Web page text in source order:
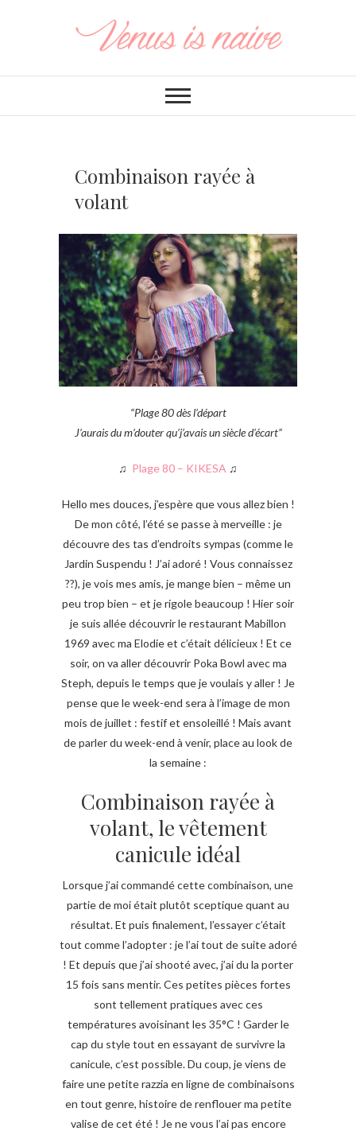
Combinaison rayée à
volant
“Plage 80 dès l’départ
J’aurais du m’douter qu’j’avais un siècle d’écart”
♫ Plage 80 – KIKESA ♫
Hello mes douces, j’espère que vous allez bien !
De mon côté, l’été se passe à merveille : je
découvre des tas d’endroits sympas (comme le
Jardin Suspendu ! J’ai adoré ! Vous connaissez
??), je vois mes amis, je mange bien – même un
peu trop bien – et je rigole beaucoup ! Hier soir
je suis allée découvrir le restaurant Mabillon
1969 avec ma Elodie et c’était délicieux ! Et ce
soir, on va aller découvrir Poka Bowl avec ma
Steph, depuis le temps que je voulais y aller ! Je
pense que le week-end sera à l’image de mon
mois de juillet : festif et ensoleillé ! Mais avant
de parler du week-end à venir, place au look de
la semaine :
Combinaison rayée à
volant, le vêtement
canicule idéal
Lorsque j’ai commandé cette combinaison, une
partie de moi était plutôt sceptique quant au
résultat. Et puis finalement, l’essayer c’était
tout comme l’adopter : je l’ai tout de suite adoré
! Et depuis que j’ai shooté avec, j’ai du la porter
15 fois sans mentir. Ces petites pièces fortes
sont tellement pratiques avec ces
températures avoisinant les 35°C ! Garder le
cap du style tout en essayant de survivre la
canicule, c’est possible. Du coup, je viens de
faire une petite razzia en ligne de combinaisons
en tout genre, histoire de renflouer ma petite
valise de cet été ! Je ne vous l’ai pas encore